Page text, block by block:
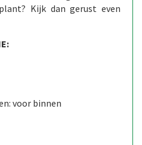
Kijk dan gerust even
voor binnen